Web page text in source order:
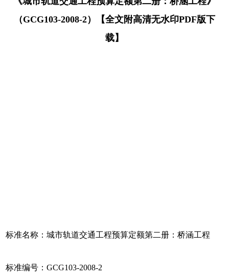
（GCG103-2008-2）【全文附高清无水印PDF版下
载】
标准名称：城市轨道交通工程预算定额第二册：桥涵工程
标准编号：GCG103-2008-2